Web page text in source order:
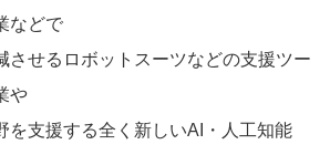
などで
させるロボットスーツなどの支援ツー
や
を支援する全く新しいAI・人工知能